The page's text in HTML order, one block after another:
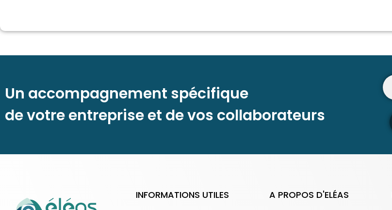
Un accompagnement spécifique
de votre entreprise et de vos collaborateurs
INFORMATIONS UTILES A PROPOS D'ELÉAS